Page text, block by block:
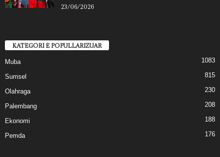
23/06/2026
KATEGORI E POPULLARIZUAR
Muba 1083
Sumsel 815
Olahraga 230
Palembang 208
Ekonomi 188
Pemda 176